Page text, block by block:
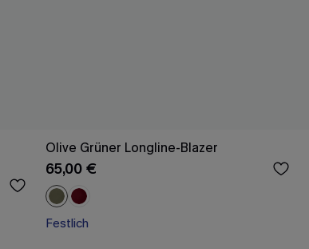
Olive Grüner Longline-Blazer
65,00 €
Festlich